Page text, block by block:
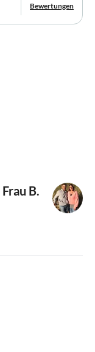
Bewertungen
Frau B.